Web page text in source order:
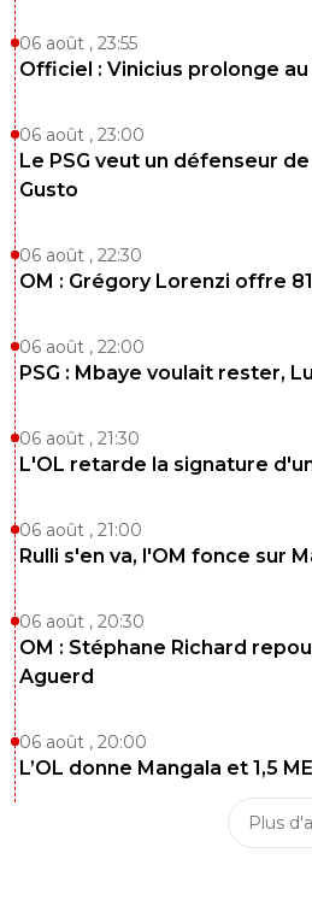
06 août , 23:55
Officiel : Vinicius prolonge au
06 août , 23:00
Le PSG veut un défenseur
Gusto
06 août , 22:30
OM : Grégory Lorenzi offre
06 août , 22:00
PSG : Mbaye voulait rester,
06 août , 21:30
L'OL retarde la signature
06 août , 21:00
Rulli s'en va, l'OM fonce sur
06 août , 20:30
OM : Stéphane Richard
Aguerd
06 août , 20:00
L’OL donne Mangala et 1,5
Plus